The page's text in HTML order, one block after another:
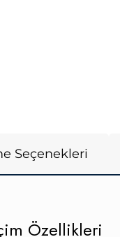
Seçenekleri
Özellikleri